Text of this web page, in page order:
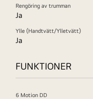
Rengöring av trumman
Ja
Ylle (Handtvätt/Ylletvätt)
Ja
FUNKTIONER
6 Motion DD